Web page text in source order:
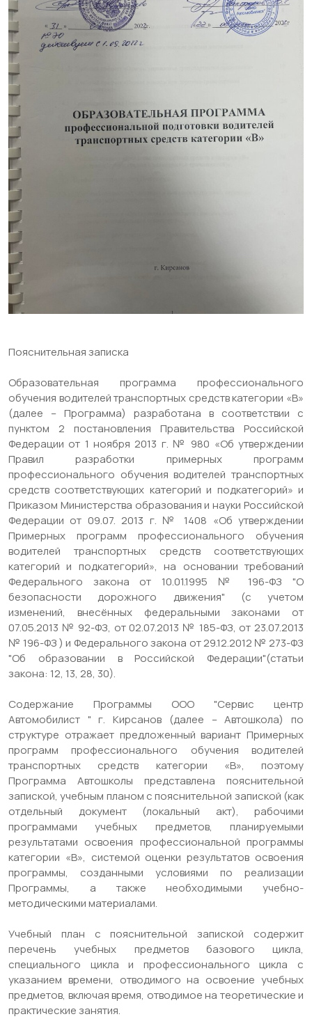
Пояснительная записка
Образовательная программа профессионального
обучения водителей транспортных средств категории «В»
(далее – Программа) разработана в соответствии с
пунктом 2 постановления Правительства Российской
Федерации от 1 ноября 2013 г. № 980 «Об утверждении
Правил разработки примерных программ
профессионального обучения водителей транспортных
средств соответствующих категорий и подкатегорий» и
Приказом Министерства образования и науки Российской
Федерации от 09.07. 2013 г. № 1408 «Об утверждении
Примерных программ профессионального обучения
водителей транспортных средств соответствующих
категорий и подкатегорий», на основании требований
Федерального закона от 10.01.1995 № 196-ФЗ "О
безопасности дорожного движения" (с учетом
изменений, внесённых федеральными законами от
07.05.2013 № 92-ФЗ, от 02.07.2013 № 185-ФЗ, от 23.07.2013
№ 196-ФЗ ) и Федерального закона от 29.12.2012 № 273-ФЗ
"Об образовании в Российской Федерации"(статьи
закона: 12, 13, 28, 30).
Содержание Программы ООО "Сервис центр
Автомобилист " г. Кирсанов (далее – Автошкола) по
структуре отражает предложенный вариант Примерных
программ профессионального обучения водителей
транспортных средств категории «В», поэтому
Программа Автошколы представлена пояснительной
запиской, учебным планом с пояснительной запиской (как
отдельный документ (локальный акт), рабочими
программами учебных предметов, планируемыми
результатами освоения профессиональной программы
категории «В», системой оценки результатов освоения
программы, созданными условиями по реализации
Программы, а также необходимыми учебно-
методическими материалами.
Учебный план с пояснительной запиской содержит
перечень учебных предметов базового цикла,
специального цикла и профессионального цикла с
указанием времени, отводимого на освоение учебных
предметов, включая время, отводимое на теоретические и
практические занятия.